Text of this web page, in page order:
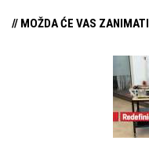
// MOŽDA ĆE VAS ZANIMATI